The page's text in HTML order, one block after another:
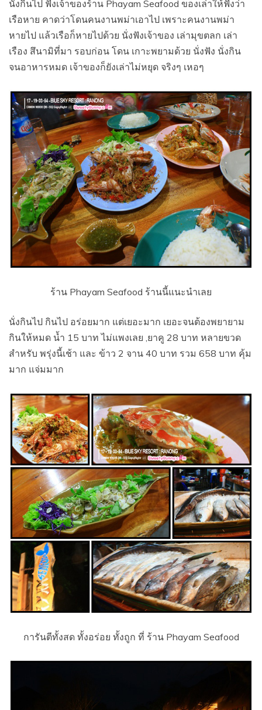
นั่งกินไป ฟังเจ้าของร้าน Phayam Seafood ของเล่าให้ฟังว่า
เรือหาย คาดว่าโดนคนงานพม่าเอาไป เพราะคนงานพม่า
หายไป แล้วเรือก็หายไปด้วย นั่งฟังเจ้าของ เล่ามุขตลก เล่า
เรือง สึนามิที่มา รอบก่อน โดน เกาะพยามด้วย นั่งฟัง นั่งกิน
จนอาหารหมด เจ้าของก็ยังเล่าไม่หยุด จริงๆ เหอๆ
ร้าน Phayam Seafood ร้านนี้แนะนำเลย
นั่งกินไป กินไป อร่อยมาก แต่เยอะมาก เยอะจนต้องพยายาม
กินให้หมด น้ำ 15 บาท ไม่แพงเลย ,ยาคู 28 บาท หลายขวด
สำหรับ พรุ่งนี้เช้า และ ข้าว 2 จาน 40 บาท รวม 658 บาท คุ้ม
มาก แจ่มมาก
การันตีทั้งสด ทั้งอร่อย ทั้งถูก ที่ ร้าน Phayam Seafood